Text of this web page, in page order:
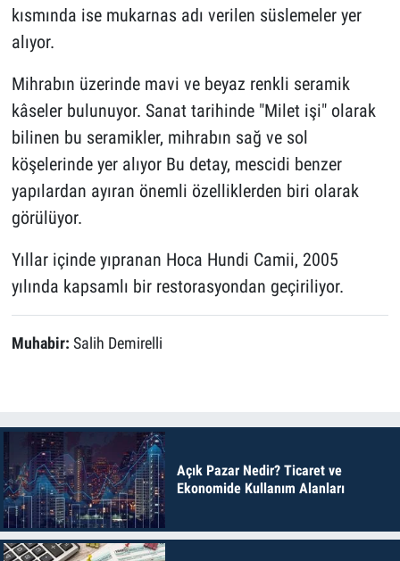
kısmında ise mukarnas adı verilen süslemeler yer
alıyor.
Mihrabın üzerinde mavi ve beyaz renkli seramik
kâseler bulunuyor. Sanat tarihinde "Milet işi" olarak
bilinen bu seramikler, mihrabın sağ ve sol
köşelerinde yer alıyor Bu detay, mescidi benzer
yapılardan ayıran önemli özelliklerden biri olarak
görülüyor.
Yıllar içinde yıpranan Hoca Hundi Camii, 2005
yılında kapsamlı bir restorasyondan geçiriliyor.
Muhabir: Salih Demirelli
Açık Pazar Nedir? Ticaret ve
Ekonomide Kullanım Alanları